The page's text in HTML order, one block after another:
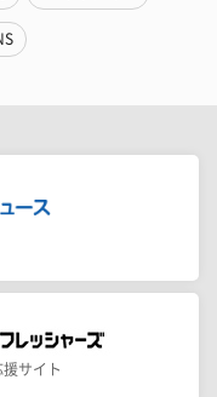
サイト